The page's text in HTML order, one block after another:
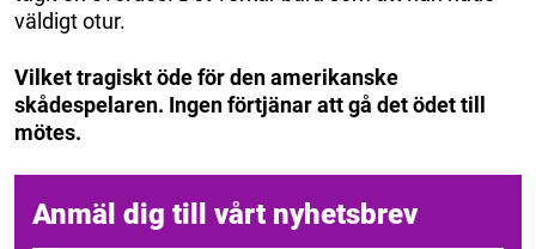
väldigt otur.
Vilket tragiskt öde för den amerikanske
skådespelaren. Ingen förtjänar att gå det ödet till
mötes.
Anmäl dig till vårt nyhetsbrev